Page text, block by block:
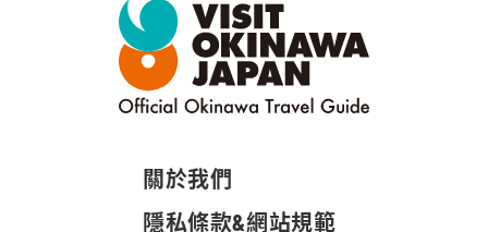
關於我們
隱私條款&網站規範